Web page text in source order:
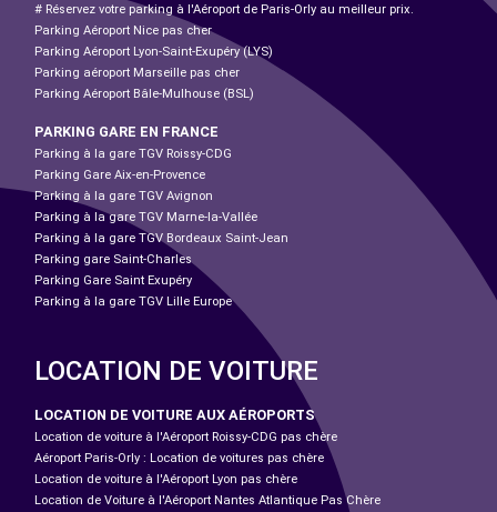
# Réservez votre parking à l'Aéroport de Paris-Orly au meilleur prix.
Parking Aéroport Nice pas cher
Parking Aéroport Lyon-Saint-Exupéry (LYS)
Parking aéroport Marseille pas cher
Parking Aéroport Bâle-Mulhouse (BSL)
PARKING GARE EN FRANCE
Parking à la gare TGV Roissy-CDG
Parking Gare Aix-en-Provence
Parking à la gare TGV Avignon
Parking à la gare TGV Marne-la-Vallée
Parking à la gare TGV Bordeaux Saint-Jean
Parking gare Saint-Charles
Parking Gare Saint Exupéry
Parking à la gare TGV Lille Europe
LOCATION DE VOITURE
LOCATION DE VOITURE AUX AÉROPORTS
Location de voiture à l'Aéroport Roissy-CDG pas chère
Aéroport Paris-Orly : Location de voitures pas chère
Location de voiture à l'Aéroport Lyon pas chère
Location de Voiture à l'Aéroport Nantes Atlantique Pas Chère